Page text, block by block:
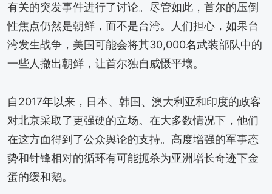
有关的突发事件进行了讨论。尽管如此，首尔的压倒
性焦点仍然是朝鲜，而不是台湾。人们担心，如果台
湾发生战争，美国可能会将其30,000名武装部队中的
一些人撤出朝鲜，让首尔独自威慑平壤。
自2017年以来，日本、韩国、澳大利亚和印度的政客
对北京采取了更强硬的立场。在大多数情况下，他们
在这方面得到了公众舆论的支持。高度增强的军事态
势和针锋相对的循环有可能扼杀为亚洲增长奇迹下金
蛋的缓和鹅。